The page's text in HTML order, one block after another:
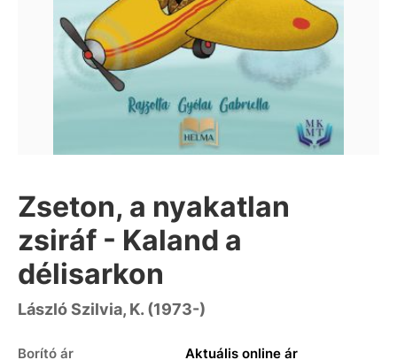
Zseton, a nyakatlan
zsiráf - Kaland a
délisarkon
László Szilvia, K. (1973-)
Borító ár Aktuális online ár